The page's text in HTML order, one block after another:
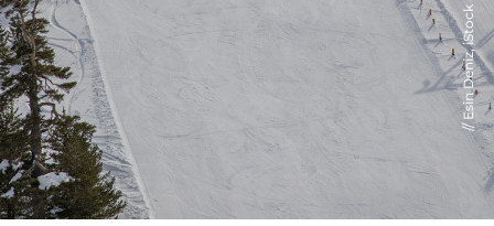
Esin Deniz, iStock